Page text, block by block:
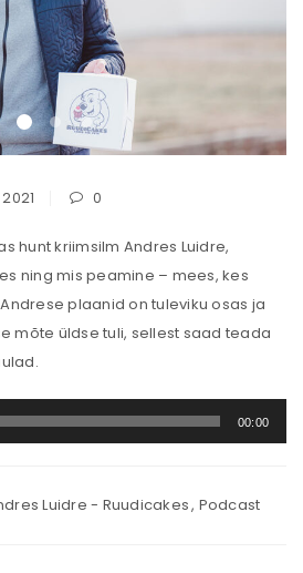
0
hunt kriimsilm Andres Luidre,
ning mis peamine – mees, kes
plaanid on tuleviku osas ja
mõte üldse tuli, sellest saad teada
00:00
Luidre - Ruudicakes, Podcast